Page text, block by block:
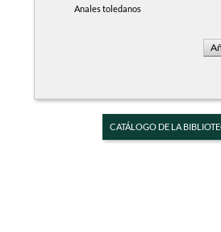
Anales toledanos
CATÁLOGO DE LA